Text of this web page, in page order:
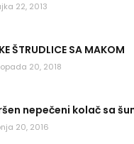
22, 2013
ŠTRUDLICE SA MAKOM
20, 2018
nepečeni kolač sa
20, 2016